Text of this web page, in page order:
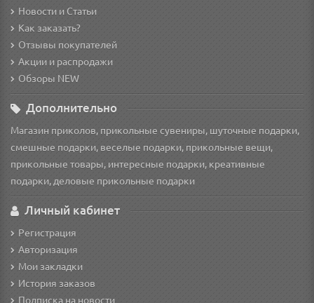
Новости и Статьи
Как заказать?
Отзывы покупателей
Акции и распродажи
Обзоры NEW
Дополнительно
Магазин приколов, прикольные сувениры, шуточные подарки,
смешные подарки, веселые подарки, прикольные вещи,
прикольные товары, интересные подарки, креативные
подарки, деловые прикольные подарки
Личный кабинет
Регистрация
Авторизация
Мои закладки
История заказов
Подписка на новости